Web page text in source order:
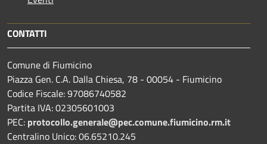
CONTATTI
Comune di Fiumicino
Piazza Gen. C.A. Dalla Chiesa, 78 - 00054 - Fiumicino
Codice Fiscale: 97086740582
Partita IVA: 02305601003
PEC: protocollo.generale@pec.comune.fiumicino.rm.it
Centralino Unico: 06.65210.245